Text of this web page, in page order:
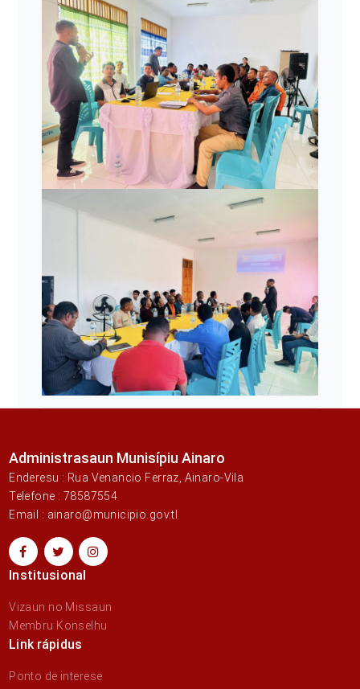
Administrasaun Munisípiu Ainaro
Enderesu : Rua Venancio Ferraz, Ainaro-Vila
Telefone : 78587554
Email : ainaro@municipio.gov.tl
Institusional
Vizaun no Missaun
Membru Konselhu
Link rápidus
Ponto de interese